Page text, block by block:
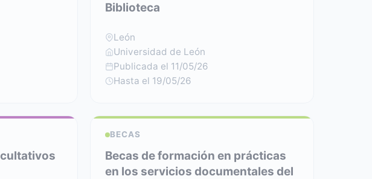
Biblioteca
León
Universidad de León
Publicada el 11/05/26
Hasta el 19/05/26
BECAS
Becas de formación en prácticas
en los servicios documentales del